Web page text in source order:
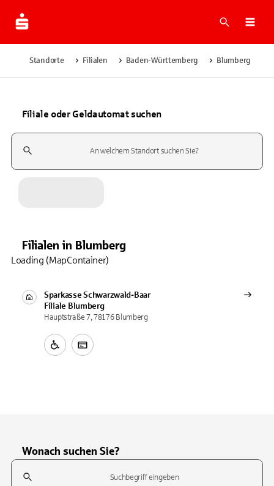
Suche
Standorte Filialen Baden-Württemberg Blumberg
Filiale oder Geldautomat suchen
Suchfeld
Filialen in Blumberg
Sparkasse Schwarzwald-Baar
Filiale Blumberg
Hauptstraße 7, 78176 Blumberg
Loading (MapContainer)
Wonach suchen Sie?
Suchfeld